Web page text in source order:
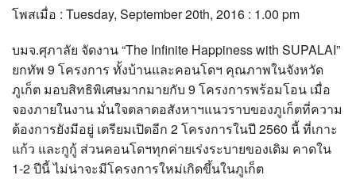
HotHealth and Beauty
PR News
อยากบอกอยากเล่า
โพสเมื่อ : Tuesday, September 20th, 2016 : 1.00 pm
บมจ.ศุภาลัย จัดงาน “The Infinite Happiness with SUPALAI”
ยกทัพ 9 โครงการ ทั้งบ้านและคอนโดฯ คุณภาพในจังหวัด
ภูเก็ต มอบสิทธิพิเศษมากมายกับ 9 โครงการพร้อมโอน เมื่อ
จองภายในงาน มั่นใจตลาดอสังหาฯแนวราบของภูเก็ตที่ความ
ต้องการยังมีอยู่ เตรียมเปิดอีก 2 โครงการในปี 2560 นี้ ที่เกาะ
แก้ว และกูกู้ ส่วนคอนโดฯทุกค่ายเร่งระบายของเดิม คาดใน
1-2 ปีนี้ ไม่น่าจะมีโครงการใหม่เกิดขึ้นในภูเก็ต